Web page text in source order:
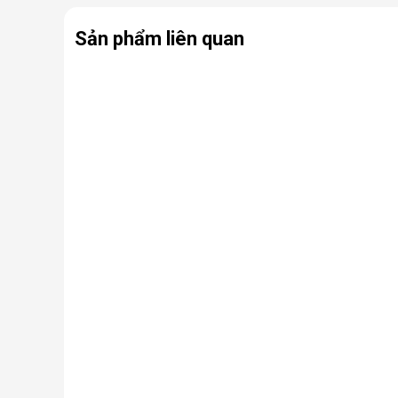
Sản phẩm liên quan